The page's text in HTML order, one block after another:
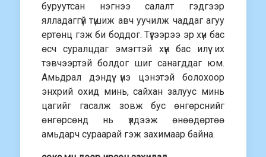
буруутсан нэгнээ салалт гэдгээр
ялладаггүй түшиж авч уучилж чаддаг агуу
ертөнц гэж би боддог. Түүгээрээ эр хүн бас
өсч суралцдаг эмэгтэй хүн бас илүү их
тэвчээртэй болдог шиг санагддаг юм.
Амьдрал дэндүү үнэ цэнэтэй болохоор
энхрий охид минь, сайхан залуус минь
цагийг гасалж зовж бус өнгөрснийг
өнгөрсөнд нь үлдээж өнөөдөртөө
амьдарч сураарай гэж захимаар байна.